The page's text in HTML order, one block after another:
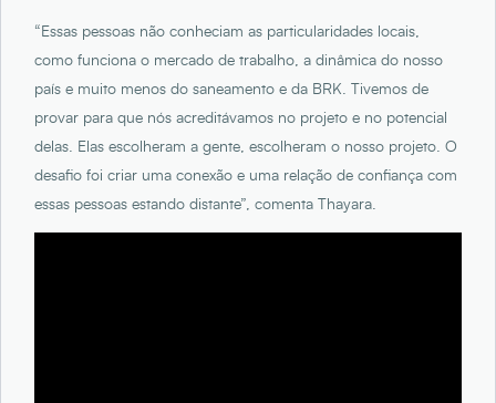
“Essas pessoas não conheciam as particularidades locais,
como funciona o mercado de trabalho, a dinâmica do nosso
país e muito menos do saneamento e da BRK. Tivemos de
provar para que nós acreditávamos no projeto e no potencial
delas. Elas escolheram a gente, escolheram o nosso projeto. O
desafio foi criar uma conexão e uma relação de confiança com
essas pessoas estando distante”, comenta Thayara.